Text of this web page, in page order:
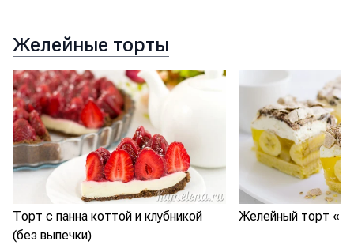
Желейные торты
Торт с панна коттой и клубникой
(без выпечки)
Желейный торт